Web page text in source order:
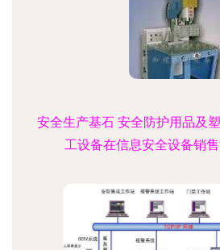
安全生产基石 安全防护用品及
工设备在信息安全设备销